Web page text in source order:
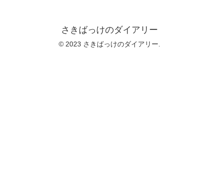
さきばっけのダイアリー
© 2023 さきばっけのダイアリー.